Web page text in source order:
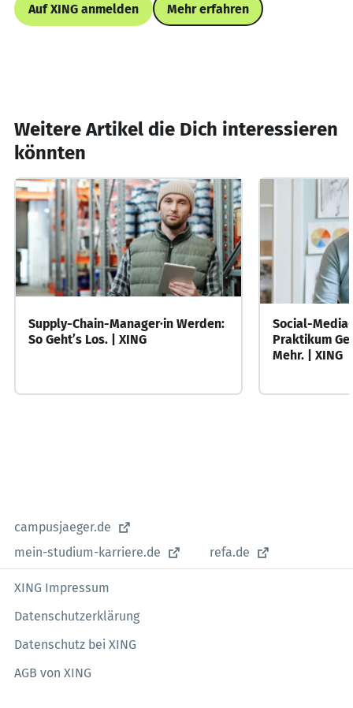
Auf XING anmelden Mehr erfahren
Weitere Artikel die Dich interessieren
könnten
Supply-Chain-Manager·in Werden:
So Geht’s Los. | XING
Social-
Praktikum
Mehr. | XING
campusjaeger.de
mein-studium-karriere.de
refa.de
XING Impressum
Datenschutzerklärung
Datenschutz bei XING
AGB von XING